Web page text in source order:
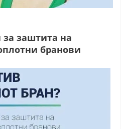
МАТЕРИЈАЛИ
заштита на
бранови